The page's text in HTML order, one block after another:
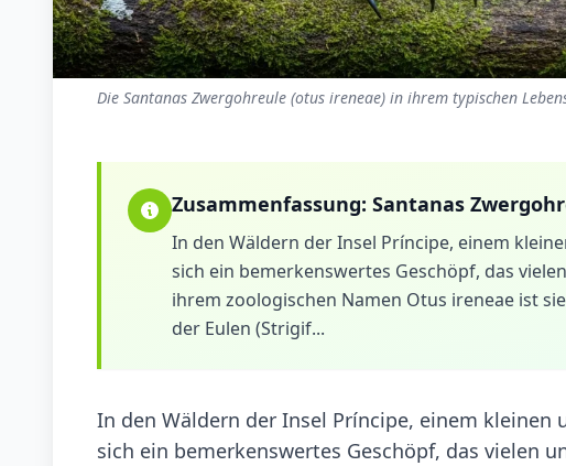
Die Santanas Zwergohreule (otus ireneae) in ihrem typischen
Zusammenfassung: Santanas
In den Wäldern der Insel Príncipe, einem
sich ein bemerkenswertes Geschöpf, das
ihrem zoologischen Namen Otus ireneae ist
der Eulen (Strigif...
In den Wäldern der Insel Príncipe, einem
sich ein bemerkenswertes Geschöpf, das vielen